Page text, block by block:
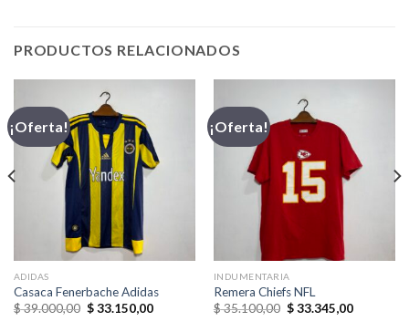
PRODUCTOS RELACIONADOS
¡Oferta!
ADIDAS
Casaca Fenerbache Adidas
$39.000,00 El
$33.150,00El
¡Oferta!
INDUMENTARIA
Remera Chiefs NFL
$35.100,00 El
$33.345,00El